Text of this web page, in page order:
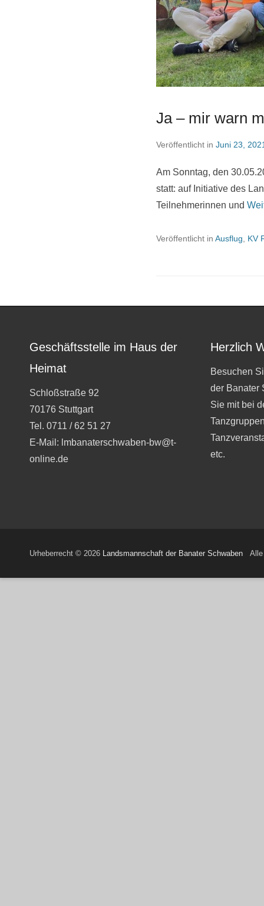
Ja – mir warn
Veröffentlicht in Juni 23,
Am Sonntag, den
statt: auf Initiative des
Teilnehmerinnen und
Veröffentlicht in Ausflug, KV
Geschäftsstelle im Haus der
Heimat
Schloßstraße 92
70176 Stuttgart
Tel. 0711 / 62 51 27
E-Mail: lmbanaterschwaben-bw@t-
online.de
Herzlich
Besuchen
der Banater
Sie mit bei
etc.
Urheberrecht © 2026 Landsmannschaft der Banater Schwaben Alle